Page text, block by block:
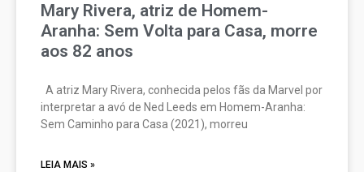
Mary Rivera, atriz de Homem-
Aranha: Sem Volta para Casa, morre
aos 82 anos
A atriz Mary Rivera, conhecida pelos fãs da Marvel por
interpretar a avó de Ned Leeds em Homem-Aranha:
Sem Caminho para Casa (2021), morreu
LEIA MAIS »